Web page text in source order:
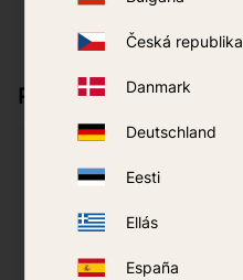
Česká republika
Danmark
Deutschland
Eesti
Ellás
España
Past goed bij